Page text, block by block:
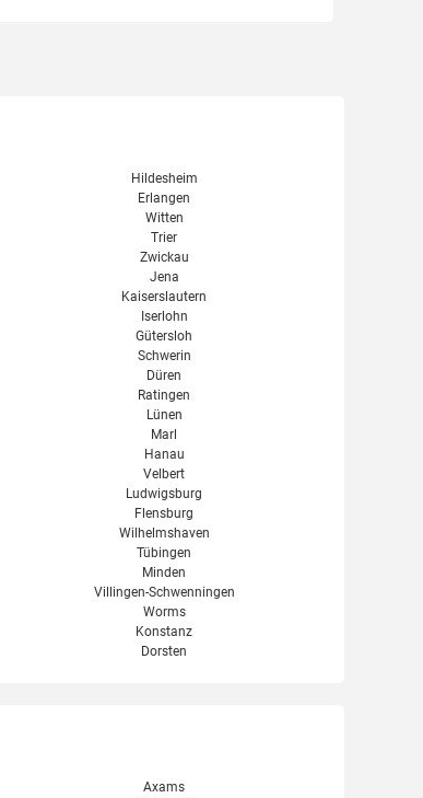
Hildesheim
Erlangen
Witten
Trier
Zwickau
Jena
Kaiserslautern
Iserlohn
Gütersloh
Schwerin
Düren
Ratingen
Lünen
Marl
Hanau
Velbert
Ludwigsburg
Flensburg
Wilhelmshaven
Tübingen
Minden
Villingen-Schwenningen
Worms
Konstanz
Dorsten
Axams